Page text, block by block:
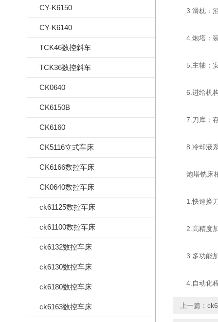
CY-K6150
CY-K6140
TCK46数控斜车
TCK36数控斜车
CK0640
CK6150B
CK6160
CK5116立式车床
CK6166数控车床
CK0640数控车床
ck61125数控车床
ck61100数控车床
ck6132数控车床
ck6130数控车床
ck6180数控车床
ck6163数控车床
3.滑枕：沿
4.炮塔：装
5.主轴：安
6.进给机构
7.刀库：存
8.冷却液系
炮塔铣床相
1.快速换刀
2.高精度加
3.多功能加
4.自动化程
上一篇：